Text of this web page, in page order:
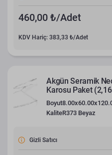
460,00 ₺/Adet
KDV Hariç: 383,33 ₺/Adet
Akgün Seramik
Karosu Paket
Boyut
KaliteR373 Beyaz
Gizli Satıcı